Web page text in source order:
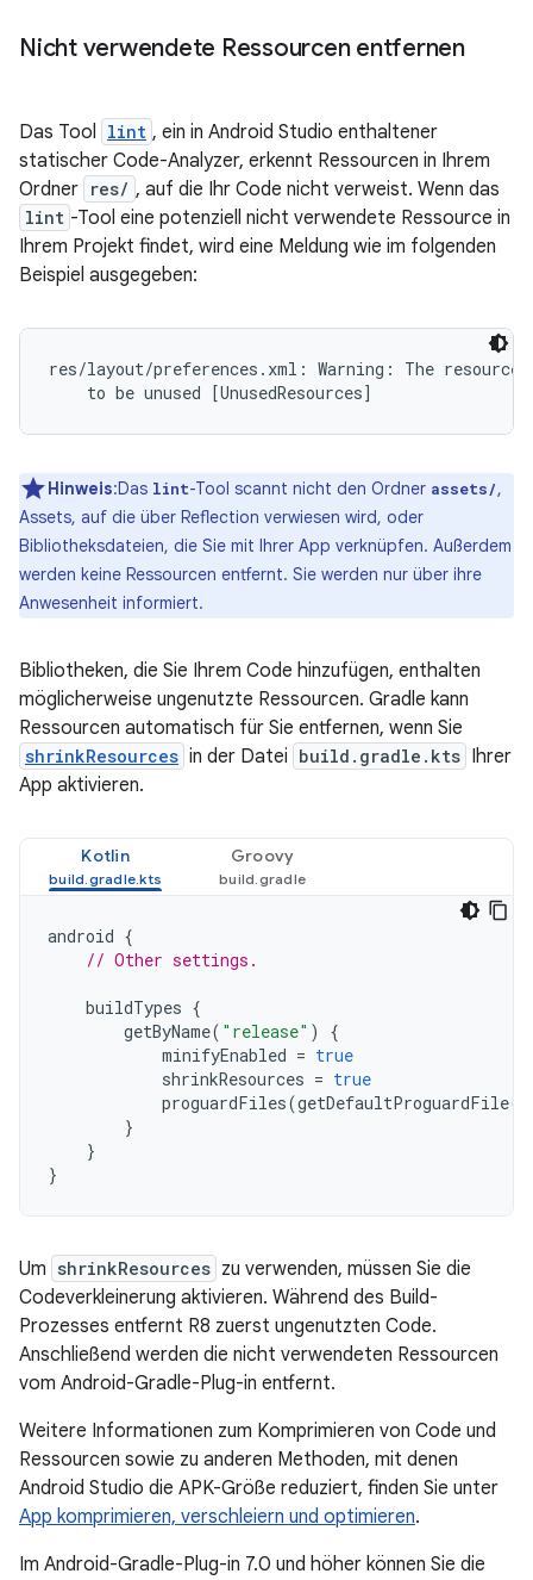
Nicht verwendete Ressourcen entfernen
Das Tool lint , ein in Android Studio enthaltener
statischer Code-Analyzer, erkennt Ressourcen in Ihrem
Ordner res/ , auf die Ihr Code nicht verweist. Wenn das
lint -Tool eine potenziell nicht verwendete Ressource in
Ihrem Projekt findet, wird eine Meldung wie im folgenden
Beispiel ausgegeben:
res/layout/preferences.xml: Warning: The resource
Hinweis:Das lint-Tool scannt nicht den Ordner assets/,
Assets, auf die über Reflection verwiesen wird, oder
Bibliotheksdateien, die Sie mit Ihrer App verknüpfen. Außerdem
werden keine Ressourcen entfernt. Sie werden nur über ihre
Anwesenheit informiert.
Bibliotheken, die Sie Ihrem Code hinzufügen, enthalten
möglicherweise ungenutzte Ressourcen. Gradle kann
Ressourcen automatisch für Sie entfernen, wenn Sie
shrinkResources in der Datei build.gradle.kts Ihrer
App aktivieren.
Kotlin Groovy
android {
// Other settings.
buildTypes {
getByName( "release" )
{
minifyEnabled = true
shrinkResources = true
proguardFiles(getDefaultProguardFile(
}
}
}
Um shrinkResources zu verwenden, müssen Sie die
Codeverkleinerung aktivieren. Während des Build-
Prozesses entfernt R8 zuerst ungenutzten Code.
Anschließend werden die nicht verwendeten Ressourcen
vom Android-Gradle-Plug-in entfernt.
Weitere Informationen zum Komprimieren von Code und
Ressourcen sowie zu anderen Methoden, mit denen
Android Studio die APK-Größe reduziert, finden Sie unter
App komprimieren, verschleiern und optimieren.
Im Android-Gradle-Plug-in 7.0 und höher können Sie die